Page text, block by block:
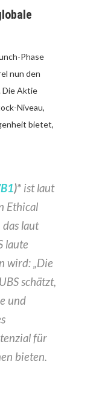
Phase
nun den
Aktie
Niveau,
bietet,
)* ist laut
Ethical
das laut
laute
wird: „Die
schätzt,
und
für
bieten.